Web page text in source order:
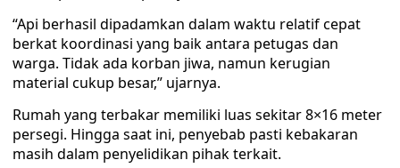
“Api berhasil dipadamkan dalam waktu relatif cepat
berkat koordinasi yang baik antara petugas dan
warga. Tidak ada korban jiwa, namun kerugian
material cukup besar,” ujarnya.
Rumah yang terbakar memiliki luas sekitar 8×16 meter
persegi. Hingga saat ini, penyebab pasti kebakaran
masih dalam penyelidikan pihak terkait.